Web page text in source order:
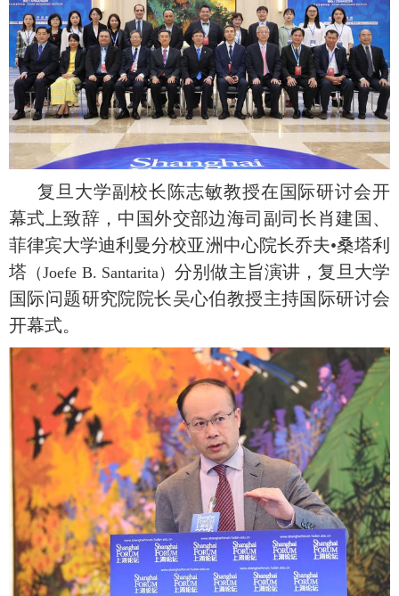
复旦大学副校长陈志敏教授在国际研讨会开
幕式 上致辞，中国外交部边海司副司长肖建国、
菲律宾大学迪利曼分校亚洲中心院长乔夫•桑塔利
塔 （Joefe B. Santarita）分别做主旨演讲，复旦大学
国际问题研究院院长吴心伯教授主持国际研讨会
开幕式。